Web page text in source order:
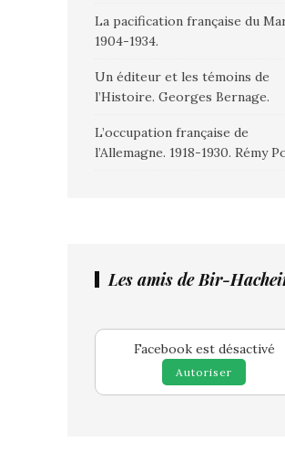
La pacification française du
1904-1934.
Un éditeur et les témoins de
l’Histoire. Georges Bernage.
L’occupation française de
l’Allemagne. 1918-1930. Rémy
Les amis de Bir-
Facebook est désactivé
Autoriser